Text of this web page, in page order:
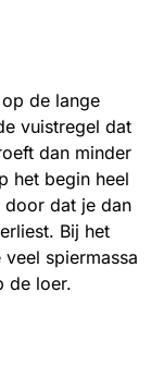
de lange
vuistregel dat
dan minder
het begin heel
door dat je dan
Bij het
spiermassa
de loer.